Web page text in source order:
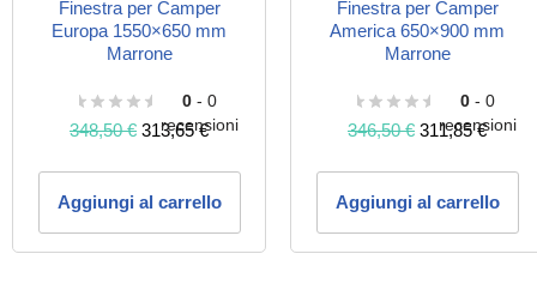
Finestra per Camper
Europa 1550×650 mm
Marrone
0- 0
recensioni
348,50€ 313,65€
Aggiungi al carrello
Finestra per Camper
America 650×900 mm
Marrone
0- 0
recensioni
346,50€ 311,85€
Aggiungi al carrello